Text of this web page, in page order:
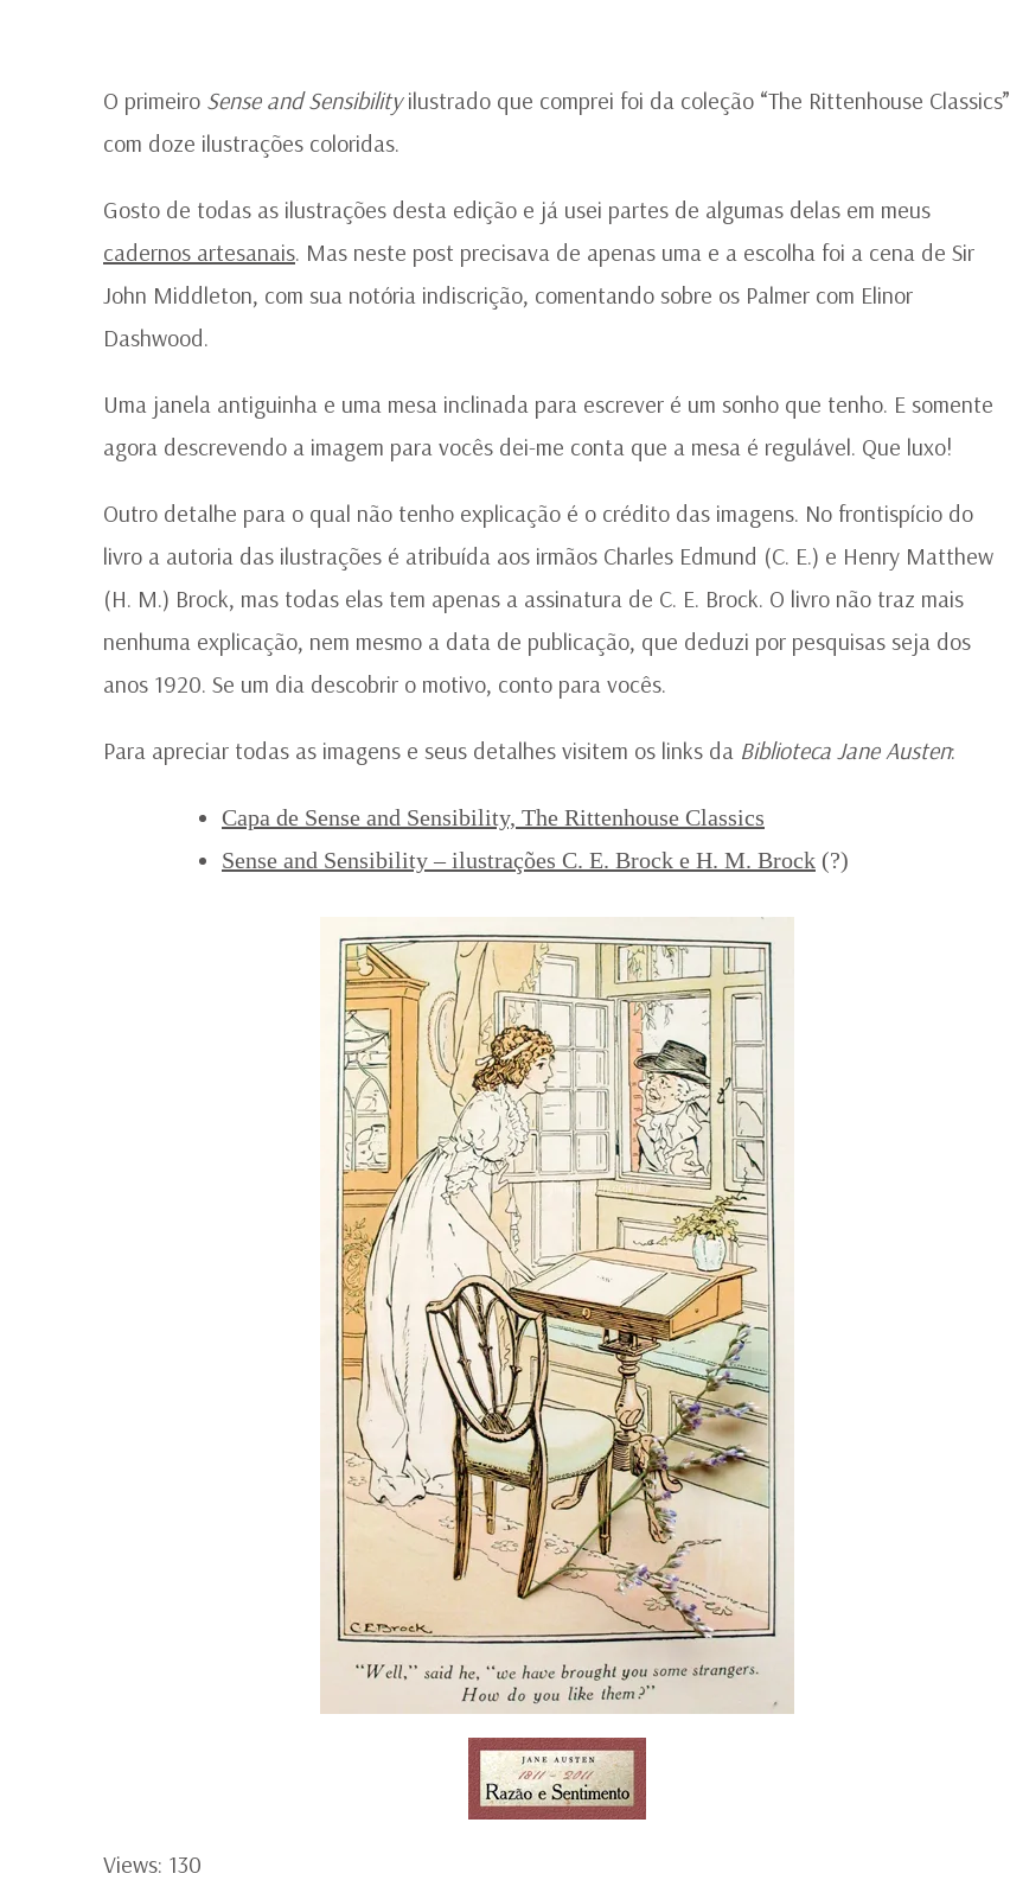
O primeiro Sense and Sensibilityilustrado que comprei foi da coleção “The Rittenhouse Classics”
com doze ilustrações coloridas.
Gosto de todas as ilustrações desta edição e já usei partes de algumas delas em meus
cadernos artesanais. Mas neste post precisava de apenas uma e a escolha foi a cena de Sir
John Middleton, com sua notória indiscrição, comentando sobre os Palmer com Elinor
Dashwood.
Uma janela antiguinha e uma mesa inclinada para escrever é um sonho que tenho. E somente
agora descrevendo a imagem para vocês dei-me conta que a mesa é regulável. Que luxo!
Outro detalhe para o qual não tenho explicação é o crédito das imagens. No frontispício do
livro a autoria das ilustrações é atribuída aos irmãos Charles Edmund (C. E.) e Henry Matthew
(H. M.) Brock, mas todas elas tem apenas a assinatura de C. E. Brock. O livro não traz mais
nenhuma explicação, nem mesmo a data de publicação, que deduzi por pesquisas seja dos
anos 1920. Se um dia descobrir o motivo, conto para vocês.
Para apreciar todas as imagens e seus detalhes visitem os links da Biblioteca Jane Austen:
Capa de Sense and Sensibility, The Rittenhouse Classics
Sense and Sensibility – ilustrações C. E. Brock e H. M. Brock (?)
Views: 130